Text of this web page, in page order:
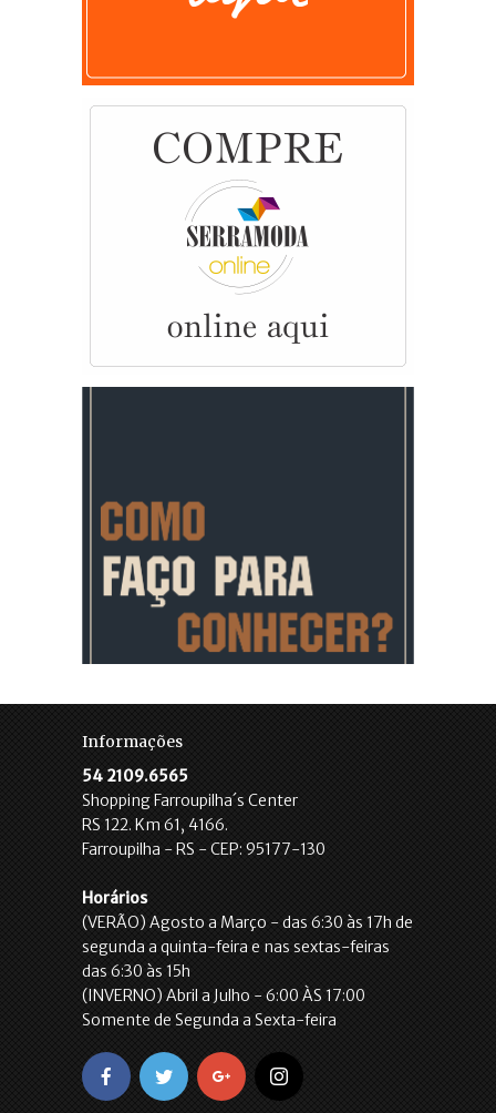
Informações
54 2109.6565
Shopping Farroupilha´s Center
RS 122. Km 61, 4166.
Farroupilha - RS - CEP: 95177-130
Horários
(VERÃO) Agosto a Março - das 6:30 às 17h de
segunda a quinta-feira e nas sextas-feiras
das 6:30 às 15h
(INVERNO) Abril a Julho - 6:00 ÀS 17:00
Somente de Segunda a Sexta-feira